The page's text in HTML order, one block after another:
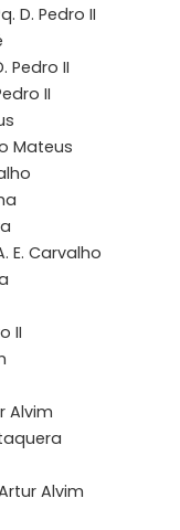
D. Pedro II
Pedro II
II
Mateus
E. Carvalho
II
Alvim
Alvim